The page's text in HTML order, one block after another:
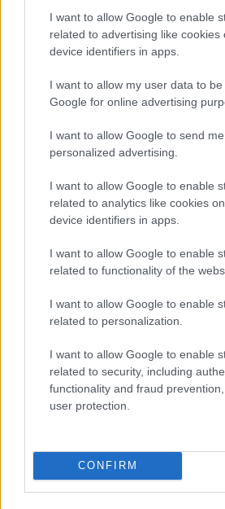
I want to allow Google to enable
related to advertising like cookies
device identifiers in apps.
I want to allow my user data to
Google for online advertising
I want to allow Google to send me
personalized advertising.
I want to allow Google to enable
related to analytics like cookies
device identifiers in apps.
I want to allow Google to enable
related to functionality of the
I want to allow Google to enable
related to personalization.
I want to allow Google to enable
related to security, including
functionality and fraud
user protection.
CONFIRM
A Barrio Latino Caféban a vörös
Fotó: Vanik Zoltán / Velvet
Jön még kép!
Itt most éppen nem látszik, de
közönségtapsoltatás is.
Fotó: Vanik Zoltán / Velvet
Jön még